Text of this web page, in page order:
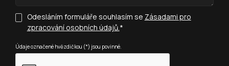
Odesláním formuláře souhlasím se Zásadami pro
zpracování osobních údajů.*
Údaje označené hvězdičkou (*) jsou povinné.